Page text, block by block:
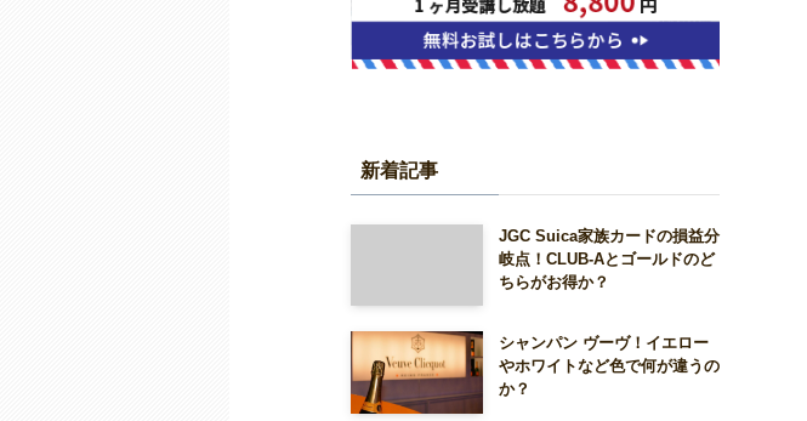
新着記事
JGC Suica家族カードの損益分
岐点！CLUB-Aとゴールドのど
ちらがお得か？
シャンパン ヴーヴ！イエロー
やホワイトなど色で何が違うの
か？